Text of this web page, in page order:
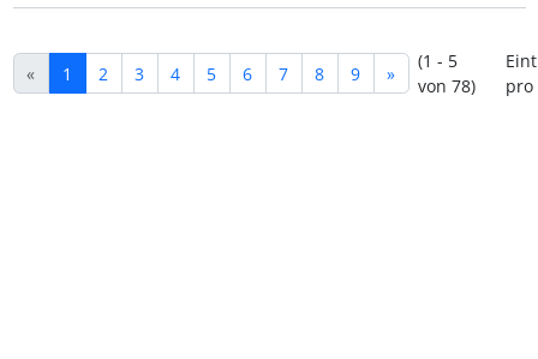
« 1 2 3 4 5 6 7 8 9 »
(1 - 5
von 78)
pro